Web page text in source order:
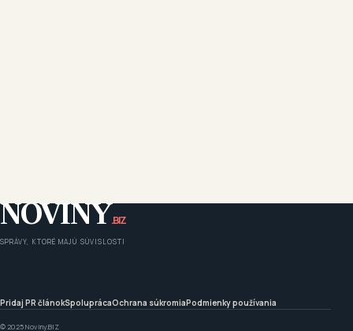
NOVINY.BIZ
SPRÁVY, KTORÉ MAJÚ SÚVISLOSTI
Pridaj PR článokSpoluprácaOchrana súkromiaPodmienky používania
© 2025 Noviny.BIZ